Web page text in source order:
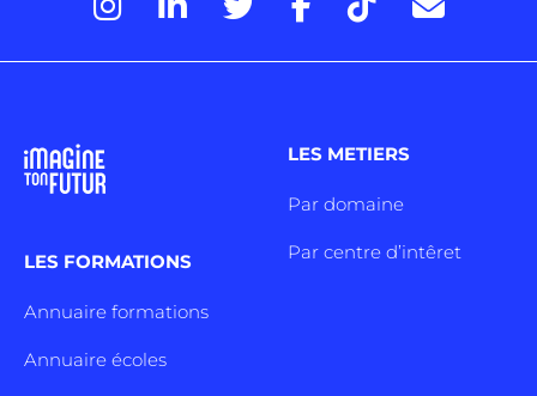
LES FORMATIONS
Annuaire formations
Annuaire écoles
LES METIERS
Par domaine
Par centre d’intêret